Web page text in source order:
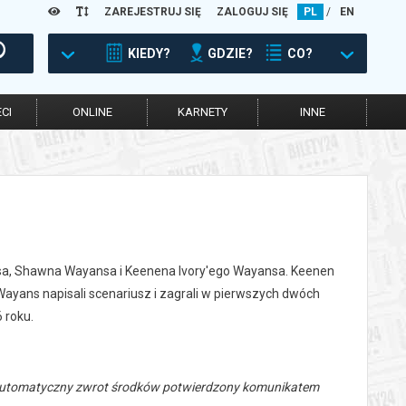
ZAREJESTRUJ SIĘ ZALOGUJ SIĘ PL / EN
KIEDY? GDZIE? CO?
ONLINE KARNETY INNE
Wayansa i Keenena Ivory'ego Wayansa. Keenen
napisali scenariusz i zagrali w pierwszych dwóch
zwrot środków potwierdzony komunikatem